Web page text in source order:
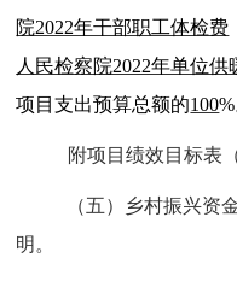
院2022年干部职工体检费
人民检察院2022年单位供
项目支出预算总额的100%
附项目绩效目标表
（五）乡村振兴资
明。